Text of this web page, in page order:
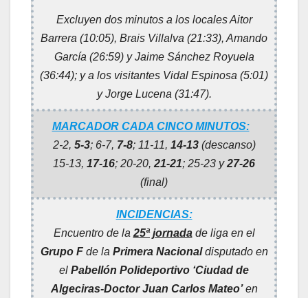
Excluyen dos minutos a los locales Aitor
Barrera (10:05), Brais Villalva (21:33), Amando
García (26:59) y Jaime Sánchez Royuela
(36:44); y a los visitantes Vidal Espinosa (5:01)
y Jorge Lucena (31:47).
MARCADOR CADA CINCO MINUTOS:
2-2, 5-3; 6-7, 7-8; 11-11, 14-13 (descanso)
15-13, 17-16; 20-20, 21-21; 25-23 y27-26
(final)
INCIDENCIAS:
Encuentro de la 25ª jornadade liga en el
Grupo Fde la Primera Nacionaldisputado en
el Pabellón Polideportivo ‘Ciudad de
Algeciras-Doctor Juan Carlos Mateo’en